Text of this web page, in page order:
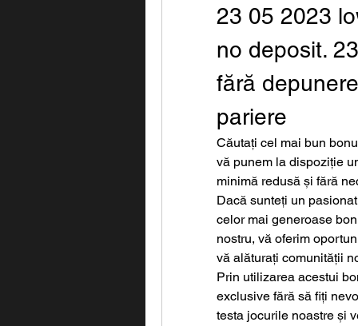
23 05 2023
no deposit.
fără
pariere
Căutați cel mai bun
vă punem la dispoziție
minimă redusă și fără
Dacă sunteți un
celor mai generoase
nostru, vă oferim
vă alăturați comunității
Prin utilizarea acestui
exclusive fără să fiți
testa jocurile noastre și